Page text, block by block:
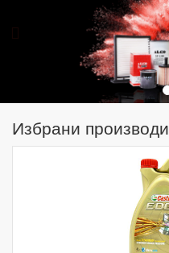
Претходна
Избрани производи